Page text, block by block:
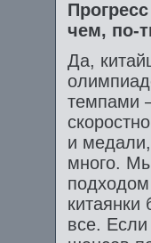
чем, по-
Да,
темпами
и медали,
много.
китаянки
все.